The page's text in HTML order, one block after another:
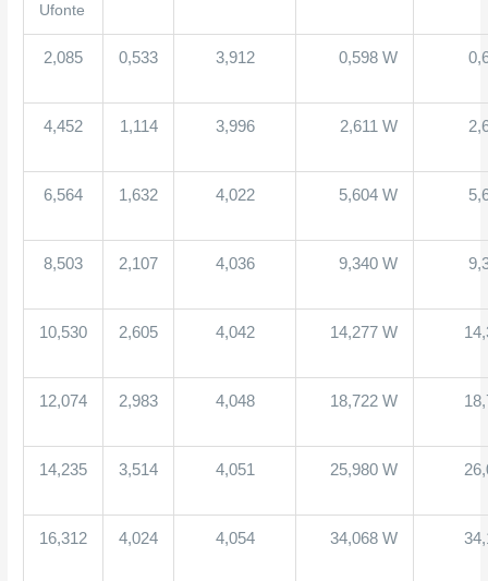
Ufonte
2,085 0,533 3,912 0,598 W
4,452 1,114 3,996 2,611 W
6,564 1,632 4,022 5,604 W
8,503 2,107 4,036 9,340 W
10,530 2,605 4,042 14,277 W
12,074 2,983 4,048 18,722 W
14,235 3,514 4,051 25,980 W
16,312 4,024 4,054 34,068 W